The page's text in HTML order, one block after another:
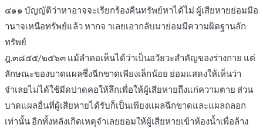
๔๑๑ บัญญัติว่าหาอาจจะเรียกร้องคืนทรัพย์หาได้ไม่ ผู้เสียหายย่อมมีอ
านาจเหนือทรัพย์แล้ว หากจ าเลยเอากลับมาย่อมมีความผิดฐานลัก
ทรัพย์
ฎ.๓๘๕๕/๒๕๖๓ แม้ลำคอเห็นได้ว่าเป็นอวัยวะสำคัญของร่างกาย แต่
ลักษณะของบาดแผลซึ่งฉีกขาดเพียงเล็กน้อย ย่อมแสดงให้เห็นว่า
จำเลยไม่ได้ใช้มีดปาดคอให้ลึกเพื่อให้ผู้เสียหายถึงแก่ความตาย ส่วน
บาดแผลอื่นที่ผู้เสียหายได้รับก็เป็นเพียงแผลฉีกขาดและแผลถลอก
เท่านั้น อีกทั้งหลังเกิดเหตุจำเลยยอมให้ผู้เสียหายเข้าห้องน้ำเพื่อล้าง